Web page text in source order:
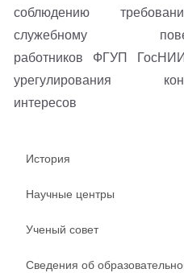
соблюдению
служебному
работников ФГУП
урегулирования
интересов
История
Научные центры
Ученый совет
Сведения об